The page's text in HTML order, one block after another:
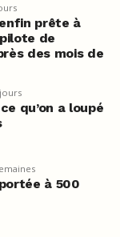
prête à
de
des mois de
qu’on a loupé
à 500